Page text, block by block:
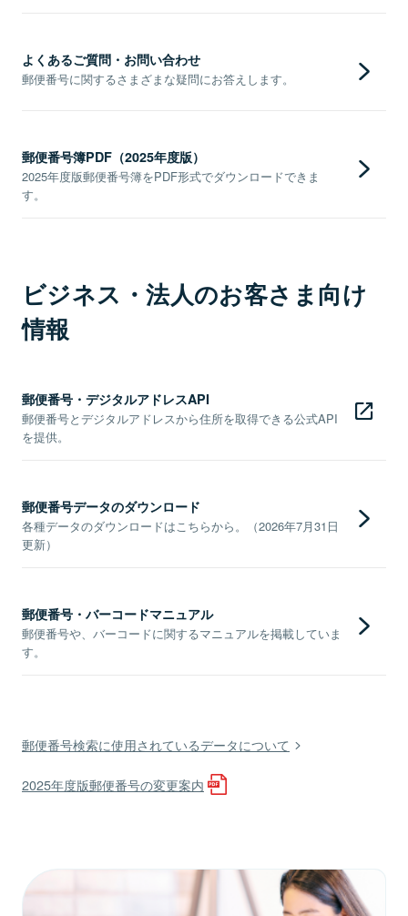
よくあるご質問・お問い合わせ
郵便番号に関するさまざまな疑問にお答えします。
郵便番号簿PDF（2025年度版）
2025年度版郵便番号簿をPDF形式でダウンロードできま
す。
ビジネス・法人のお客さま向け
情報
郵便番号・デジタルアドレスAPI
郵便番号とデジタルアドレスから住所を取得できる公式API
を提供。
郵便番号データのダウンロード
各種データのダウンロードはこちらから。（2026年7月31日
更新）
郵便番号・バーコードマニュアル
郵便番号や、バーコードに関するマニュアルを掲載していま
す。
郵便番号検索に使用されているデータについて
2025年度版郵便番号の変更案内